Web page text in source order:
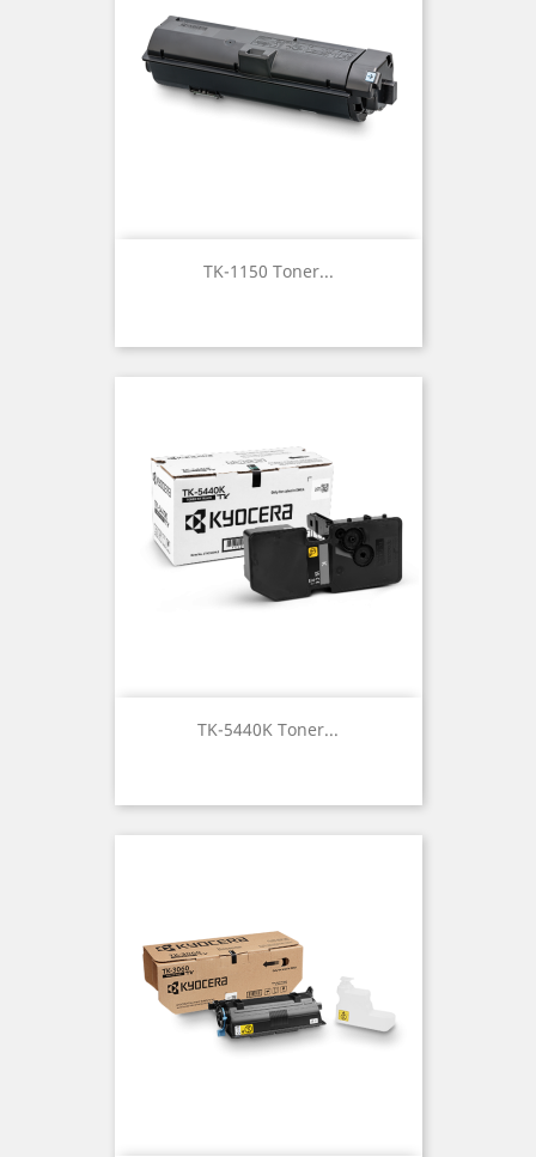
TK-1150 Toner...
TK-5440K Toner...